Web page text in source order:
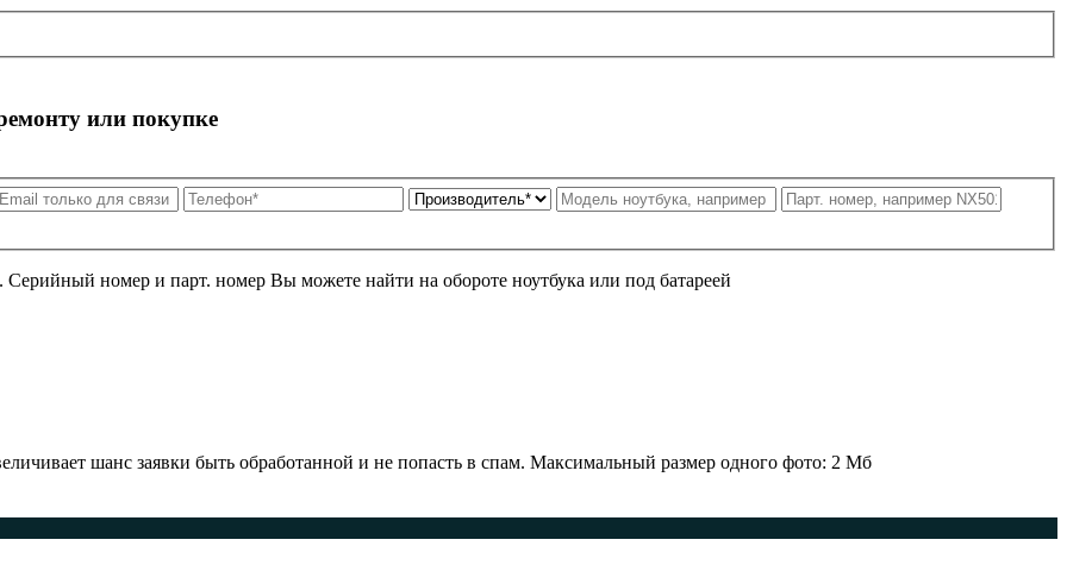
или покупке
Серийный номер и парт. номер Вы можете найти на обороте ноутбука или под батареей
шанс заявки быть обработанной и не попасть в спам. Максимальный размер одного фото: 2 Мб